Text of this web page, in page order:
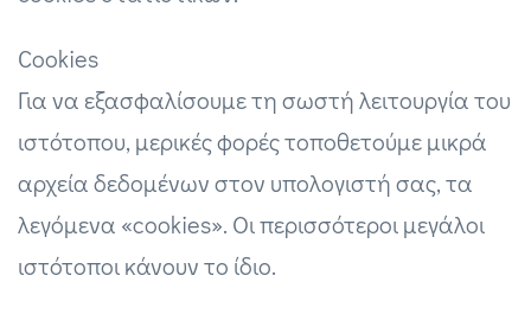
Cookies
Για να εξασφαλίσουμε τη σωστή λειτουργία του
ιστότοπου, μερικές φορές τοποθετούμε μικρά
αρχεία δεδομένων στον υπολογιστή σας, τα
λεγόμενα «cookies». Οι περισσότεροι μεγάλοι
ιστότοποι κάνουν το ίδιο.